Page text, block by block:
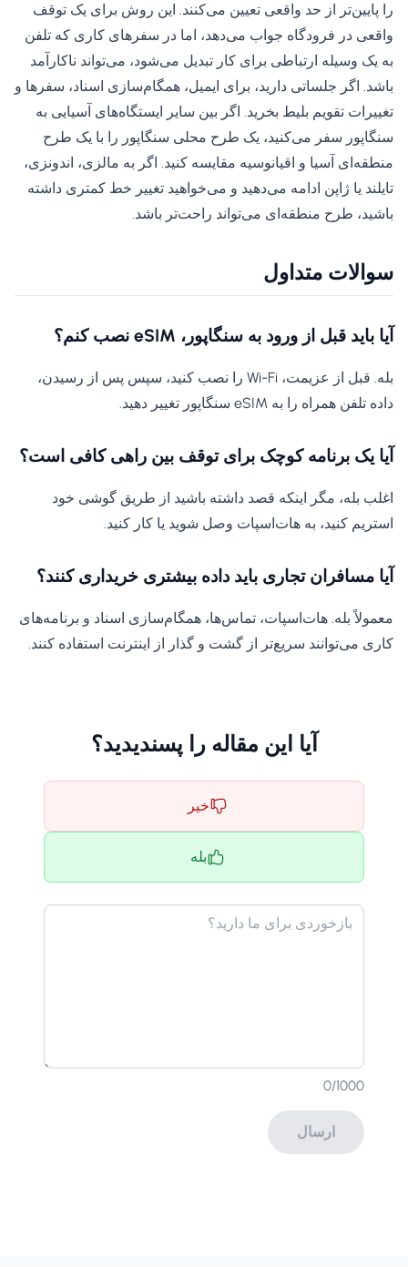
را پایین‌تر از حد واقعی تعیین می‌کنند. این روش برای یک توقف
واقعی در فرودگاه جواب می‌دهد، اما در سفرهای کاری که تلفن
به یک وسیله ارتباطی برای کار تبدیل می‌شود، می‌تواند ناکارآمد
باشد. اگر جلساتی دارید، برای ایمیل، همگام‌سازی اسناد، سفرها و
تغییرات تقویم بلیط بخرید. اگر بین سایر ایستگاه‌های آسیایی به
سنگاپور سفر می‌کنید، یک طرح محلی سنگاپور را با یک طرح
منطقه‌ای آسیا و اقیانوسیه مقایسه کنید. اگر به مالزی، اندونزی،
تایلند یا ژاپن ادامه می‌دهید و می‌خواهید تغییر خط کمتری داشته
باشید، طرح منطقه‌ای می‌تواند راحت‌تر باشد.
سوالات متداول
آیا باید قبل از ورود به سنگاپور، eSIM نصب کنم؟
بله. قبل از عزیمت، Wi-Fi را نصب کنید، سپس پس از رسیدن،
داده تلفن همراه را به eSIM سنگاپور تغییر دهید.
آیا یک برنامه کوچک برای توقف بین راهی کافی است؟
اغلب بله، مگر اینکه قصد داشته باشید از طریق گوشی خود
استریم کنید، به هات‌اسپات وصل شوید یا کار کنید.
آیا مسافران تجاری باید داده بیشتری خریداری کنند؟
معمولاً بله. هات‌اسپات، تماس‌ها، همگام‌سازی اسناد و برنامه‌های
کاری می‌توانند سریع‌تر از گشت و گذار از اینترنت استفاده کنند.
آیا این مقاله را پسندیدید؟
خیر
بله
0/1000
ارسال